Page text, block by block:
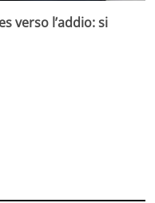
verso l’addio: si